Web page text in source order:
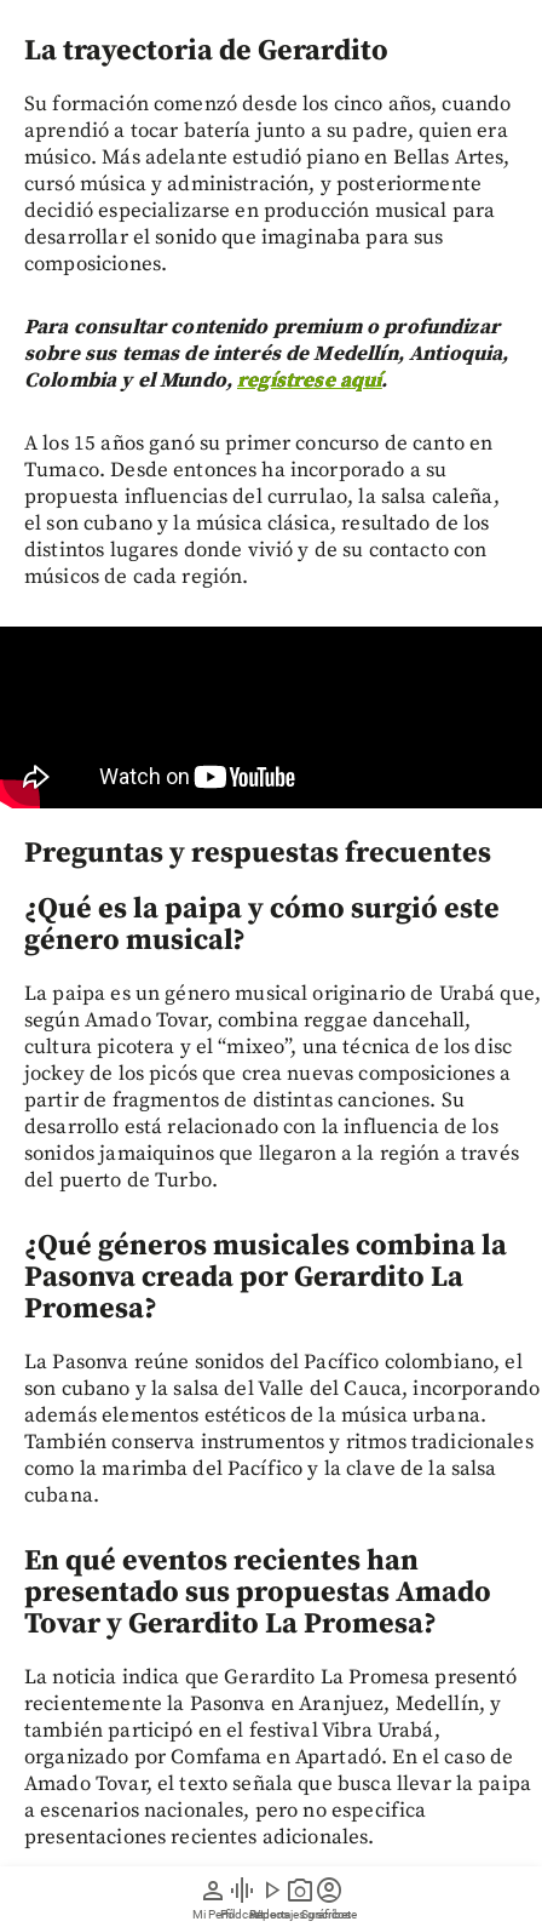
person
Mi Perfil
graphic_eq
Pódcast
play_arrow
Videos
photo_camera
Reportajes gráficos
account_circle
Suscríbete
La trayectoria de Gerardito
Su formación comenzó desde los cinco años, cuando
aprendió a tocar batería junto a su padre, quien era
músico. Más adelante estudió piano en Bellas Artes,
cursó música y administración, y posteriormente
decidió especializarse en producción musical para
desarrollar el sonido que imaginaba para sus
composiciones.
Para consultar contenido premium o profundizar
sobre sus temas de interés de Medellín, Antioquia,
Colombia y el Mundo,regístrese aquí.
A los 15 años ganó su primer concurso de canto en
Tumaco. Desde entonces ha incorporado a su
propuesta influencias del currulao, la salsa caleña,
el son cubano y la música clásica, resultado de los
distintos lugares donde vivió y de su contacto con
músicos de cada región.
Preguntas y respuestas frecuentes
¿Qué es la paipa y cómo surgió este
género musical?
La paipa es un género musical originario de Urabá que,
según Amado Tovar, combina reggae dancehall,
cultura picotera y el “mixeo”, una técnica de los disc
jockey de los picós que crea nuevas composiciones a
partir de fragmentos de distintas canciones. Su
desarrollo está relacionado con la influencia de los
sonidos jamaiquinos que llegaron a la región a través
del puerto de Turbo.
¿Qué géneros musicales combina la
Pasonva creada por Gerardito La
Promesa?
La Pasonva reúne sonidos del Pacífico colombiano, el
son cubano y la salsa del Valle del Cauca, incorporando
además elementos estéticos de la música urbana.
También conserva instrumentos y ritmos tradicionales
como la marimba del Pacífico y la clave de la salsa
cubana.
En qué eventos recientes han
presentado sus propuestas Amado
Tovar y Gerardito La Promesa?
La noticia indica que Gerardito La Promesa presentó
recientemente la Pasonva en Aranjuez, Medellín, y
también participó en el festival Vibra Urabá,
organizado por Comfama en Apartadó. En el caso de
Amado Tovar, el texto señala que busca llevar la paipa
a escenarios nacionales, pero no especifica
presentaciones recientes adicionales.
Siga las noticias de EL COLOMBIANO desde Google